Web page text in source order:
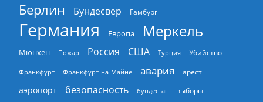
Берлин
Бундесвер Гамбург
Германия Европа Меркель
Мюнхен Пожар Россия США Турция Убийство
Франкфурт Франкфурт-на-Майне авария арест
аэропорт безопасность бундестаг выборы